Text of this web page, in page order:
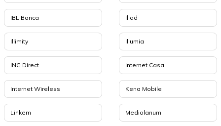
IBL Banca Iliad
Illimity Illumia
ING Direct Internet Casa
Internet Wireless Kena Mobile
Linkem Mediolanum